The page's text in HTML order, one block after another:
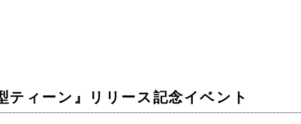
ティーン』リリース記念イベント